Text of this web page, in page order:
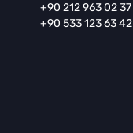
+90 212 963 02 37
+90 533 123 63 42